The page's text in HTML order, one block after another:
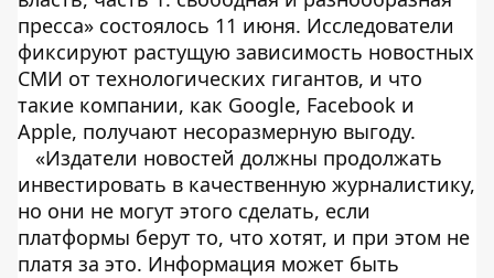
пресса» состоялось 11 июня. Исследователи
фиксируют растущую зависимость новостных
СМИ от технологических гигантов, и что
такие компании, как Google, Facebook и
Apple, получают несоразмерную выгоду.
«Издатели новостей должны продолжать
инвестировать в качественную журналистику,
но они не могут этого сделать, если
платформы берут то, что хотят, и при этом не
платя за это. Информация может быть